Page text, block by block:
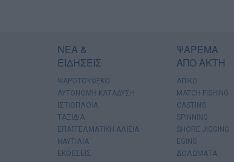
ΝΕΑ &
ΕΙΔΗΣΕΙΣ
ΨΑΡΟΤΟΥΦΕΚΟ
ΑΥΤΟΝΟΜΗ ΚΑΤΑΔΥΣΗ
ΙΣΤΙΟΠΛΟΙΑ
ΤΑΞΙΔΙΑ
ΕΠΑΓΓΕΛΜΑΤΙΚΗ ΑΛΙΕΙΑ
ΝΑΥΤΙΛΙΑ
ΕΚΘΕΣΕΙΣ
ΨΑΡΕΜΑ
ΑΠΟ ΑΚΤΗ
ΑΠΙΚΟ
MATCH FISHING
CASTING
SPINNING
SHORE JIGGING
EGING
ΔΟΛΩΜΑΤΑ